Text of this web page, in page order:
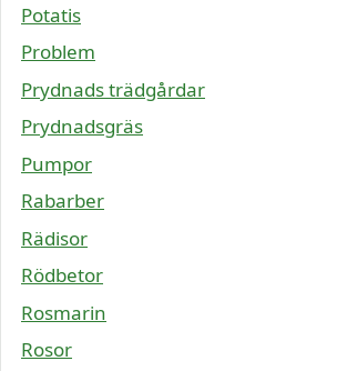
Potatis
Problem
Prydnads trädgårdar
Prydnadsgräs
Pumpor
Rabarber
Rädisor
Rödbetor
Rosmarin
Rosor